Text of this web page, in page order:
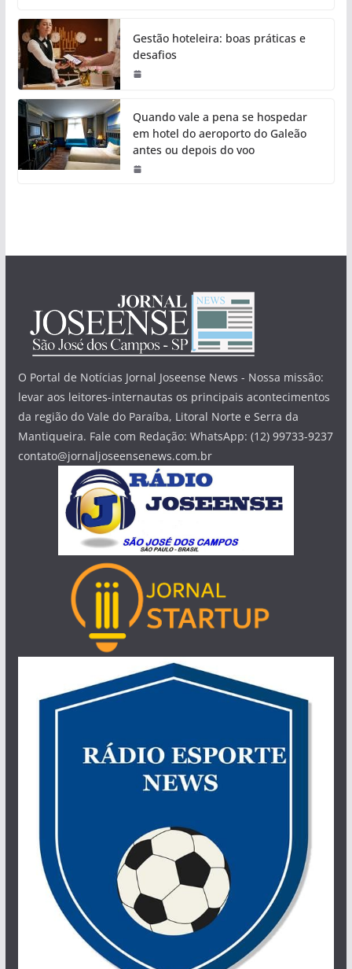
Gestão hoteleira: boas práticas e
desafios
Quando vale a pena se hospedar
em hotel do aeroporto do Galeão
antes ou depois do voo
O Portal de Notícias Jornal Joseense News - Nossa missão:
levar aos leitores-internautas os principais acontecimentos
da região do Vale do Paraíba, Litoral Norte e Serra da
Mantiqueira. Fale com Redação: WhatsApp: (12) 99733-9237
contato@jornaljoseensenews.com.br